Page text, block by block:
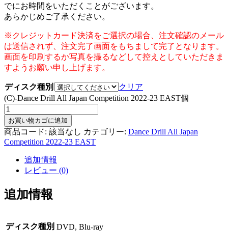
でにお時間をいただくことがございます。
あらかじめご了承ください。
※クレジットカード決済をご選択の場合、注文確認のメール
は送信されず、注文完了画面をもちまして完了となります。
画面を印刷するか写真を撮るなどして控えとしていただきま
すようお願い申し上げます。
ディスク種別
クリア
(C)-Dance Drill All Japan Competition 2022-23 EAST個
お買い物カゴに追加
商品コード: 該当なし カテゴリー: Dance Drill All Japan
Competition 2022-23 EAST
追加情報
レビュー (0)
追加情報
ディスク種別 DVD, Blu-ray